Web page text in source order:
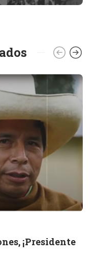
¡Presidente